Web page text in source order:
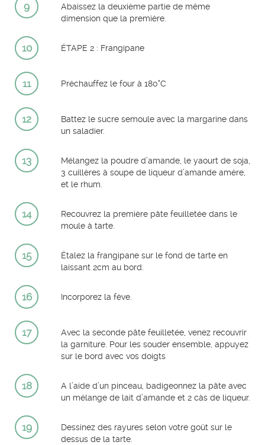
9
Abaissez la deuxième partie de même
dimension que la première.
10 ÉTAPE 2 : Frangipane
11 Préchauffez le four à 180°C
12
Battez le sucre semoule avec la margarine dans
un saladier.
13
Mélangez la poudre d’amande, le yaourt de soja,
3 cuillères à soupe de liqueur d’amande amère,
et le rhum.
14
Recouvrez la première pâte feuilletée dans le
moule à tarte.
15
Étalez la frangipane sur le fond de tarte en
laissant 2cm au bord.
16 Incorporez la fève.
17
Avec la seconde pâte feuilletée, venez recouvrir
la garniture. Pour les souder ensemble, appuyez
sur le bord avec vos doigts
18
A l’aide d’un pinceau, badigeonnez la pâte avec
un mélange de lait d’amande et 2 càs de liqueur.
19
Dessinez des rayures selon votre goût sur le
dessus de la tarte.